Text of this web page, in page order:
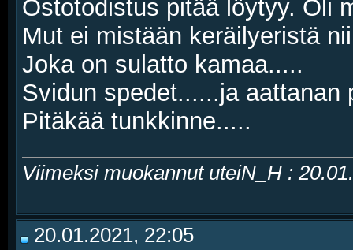
Ostotodistus pitää löytyy. Oli
Mut ei mistään keräilyeristä
Joka on sulatto kamaa.....
Svidun spedet......ja aattanan
Pitäkää tunkkinne.....
Viimeksi muokannut uteiN_H :
20.01.2021, 22:05